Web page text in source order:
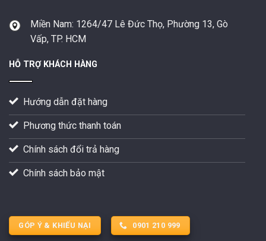
Miền Nam: 1264/47 Lê Đức Thọ, Phường 13, Gò
Vấp, TP. HCM
HỖ TRỢ KHÁCH HÀNG
Hướng dẫn đặt hàng
Phương thức thanh toán
Chính sách đổi trả hàng
Chính sách bảo mật
GÓP Ý & KHIẾU NẠI 0901 210 999